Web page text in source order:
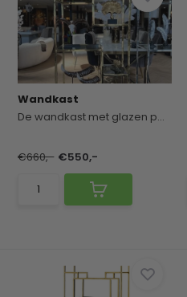
Wandkast
De wandkast met glazen panelen is een moderne en...
€660,- €550,-